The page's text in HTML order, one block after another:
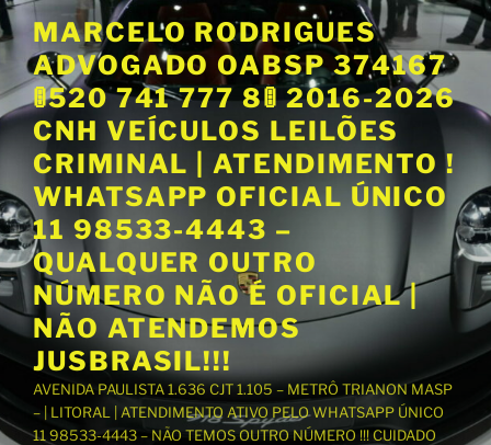
P
u
a
r
r
a
o
c
o
n
t
ú
d
MARCELO RODRIGUES
ADVOGADO OABSP 374167
🚦520 741 777 8🚦 2016-2026
CNH VEÍCULOS LEILÕES
CRIMINAL | ATENDIMENTO !
WHATSAPP OFICIAL ÚNICO
11 98533-4443 –
QUALQUER OUTRO
NÚMERO NÃO É OFICIAL |
NÃO ATENDEMOS
JUSBRASIL!!!
AVENIDA PAULISTA 1.636 CJT 1.105 – METRÔ TRIANON MASP
– | LITORAL | ATENDIMENTO ATIVO PELO WHATSAPP ÚNICO
11 98533-4443 – NÃO TEMOS OUTRO NÚMERO !!! CUIDADO